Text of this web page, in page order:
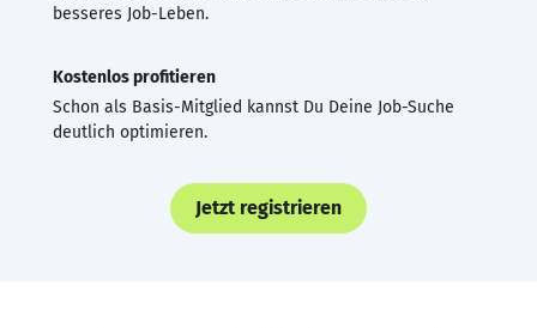
besseres Job-Leben.
Kostenlos profitieren
Schon als Basis-Mitglied kannst Du Deine Job-Suche
deutlich optimieren.
Jetzt registrieren